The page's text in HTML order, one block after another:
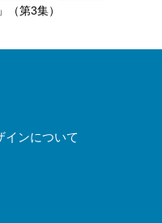
（第3集）
インについて